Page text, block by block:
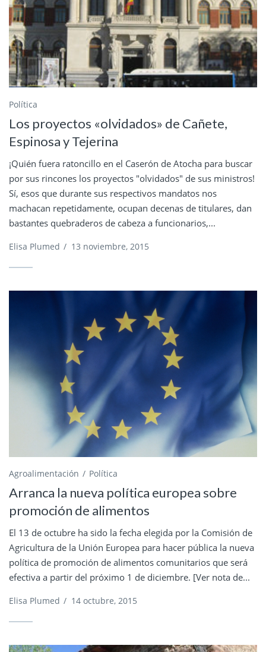
Política
Los proyectos «olvidados» de Cañete,
Espinosa y Tejerina
¡Quién fuera ratoncillo en el Caserón de Atocha para buscar
por sus rincones los proyectos "olvidados" de sus ministros!
Sí, esos que durante sus respectivos mandatos nos
machacan repetidamente, ocupan decenas de titulares, dan
bastantes quebraderos de cabeza a funcionarios,...
Elisa Plumed / 13 noviembre, 2015
Agroalimentación Política
Arranca la nueva política europea sobre
promoción de alimentos
El 13 de octubre ha sido la fecha elegida por la Comisión de
Agricultura de la Unión Europea para hacer pública la nueva
política de promoción de alimentos comunitarios que será
efectiva a partir del próximo 1 de diciembre. [Ver nota de...
Elisa Plumed / 14 octubre, 2015